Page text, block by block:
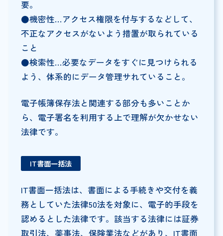
要。
●機密性…アクセス権限を付与するなどして、
不正なアクセスがないよう措置が取られている
こと
●検索性…必要なデータをすぐに見つけられる
よう、体系的にデータ管理サれていること。
電子帳簿保存法と関連する部分も多いことか
ら、電子署名を利用する上で理解が欠かせない
法律です。
IT書面一括法
IT書面一括法は、書面による手続きや交付を義
務としていた法律50法を対象に、電子的手段を
認めるとした法律です。該当する法律には証券
取引法、薬事法、保険業法などがあり、IT書面